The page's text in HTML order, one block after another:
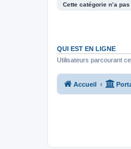
Cette catégorie n’a pas
QUI EST EN LIGNE
Utilisateurs parcourant
Accueil